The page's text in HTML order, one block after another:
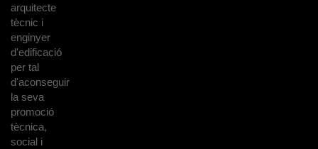
arquitecte
tècnic i
enginyer
d'edificació
per tal
d'aconseguir
la seva
promoció
tècnica,
social i